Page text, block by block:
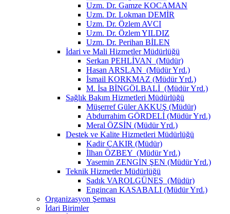
Uzm. Dr. Gamze KOCAMAN
Uzm. Dr. Lokman DEMİR
Uzm. Dr. Özlem AVCI
Uzm. Dr. Özlem YILDIZ
Uzm. Dr. Perihan BİLEN
İdari ve Mali Hizmetler Müdürlüğü
Serkan PEHLİVAN (Müdür)
Hasan ARSLAN (Müdür Yrd.)
İsmail KORKMAZ (Müdür Yrd.)
M. İsa BİNGÖLBALİ (Müdür Yrd.)
Sağlık Bakım Hizmetleri Müdürlüğü
Müşerref Güler AKKUŞ (Müdür)
Abdurrahim GÖRDELİ (Müdür Yrd.)
Meral ÖZSİN (Müdür Yrd.)
Destek ve Kalite Hizmetleri Müdürlüğü
Kadir ÇAKIR (Müdür)
İlhan ÖZBEY (Müdür Yrd.)
Yasemin ZENGİN ŞEN (Müdür Yrd.)
Teknik Hizmetler Müdürlüğü
Sadık VAROLGÜNEŞ (Müdür)
Engincan KASABALI (Müdür Yrd.)
Organizasyon Şeması
İdari Birimler